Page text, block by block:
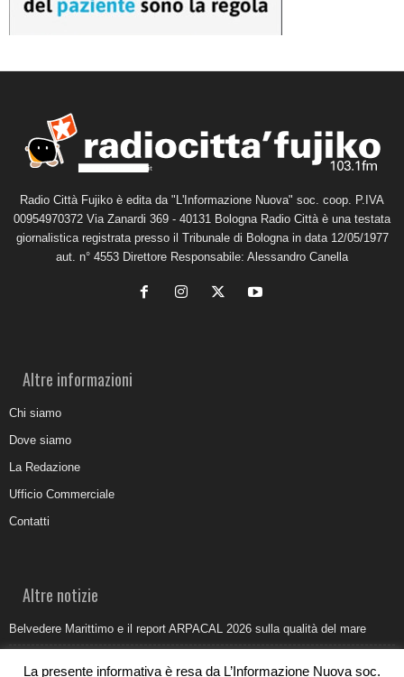
Radio Città Fujiko è edita da "L'Informazione Nuova" soc. coop. P.IVA
00954970372 Via Zanardi 369 - 40131 Bologna Radio Città è una testata
giornalistica registrata presso il Tribunale di Bologna in data 12/05/1977
aut. n° 4553 Direttore Responsabile: Alessandro Canella
Altre informazioni
Chi siamo
Dove siamo
La Redazione
Ufficio Commerciale
Contatti
Altre notizie
Belvedere Marittimo e il report ARPACAL 2026 sulla qualità del mare
La presente informativa è resa da L’Informazione Nuova soc.